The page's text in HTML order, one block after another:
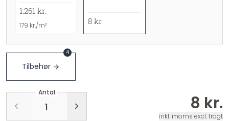
1.261 kr.
179 kr./m² 8 kr.
Tilbehør
4
Antal
8 kr.
inkl. moms excl. fragt